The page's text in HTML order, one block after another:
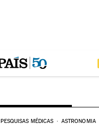
PESQUISAS MÉDICAS ASTRONOMIA